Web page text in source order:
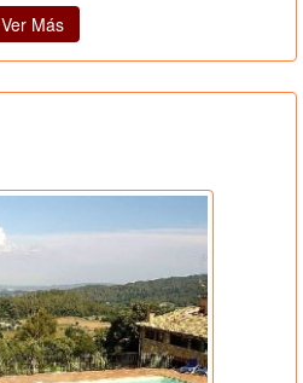
Ver Más